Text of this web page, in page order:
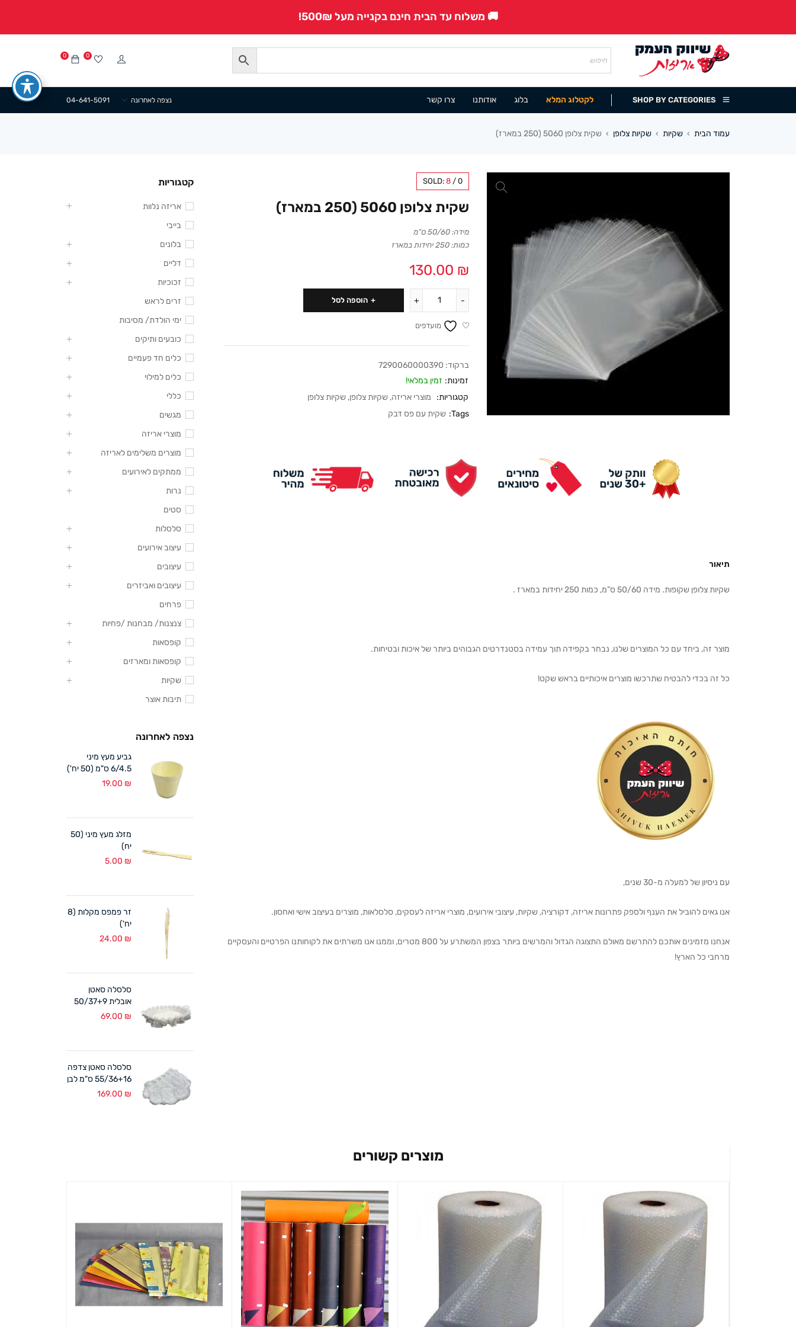
🚚 משלוח עד הבית חינם בקנייה מעל 500₪!
0 0
SHOP BY CATEGORIES לקטלוג המלא בלוג אודותנו צרו קשר 04-641-5091 נצפה לאחרונה
עמוד הבית › שקיות › שקיות צלופן › שקית צלופן 5060 (250 במארז)
SOLD: 8 / 0
שקית צלופן 5060 (250 במארז)
מידה: 50/60 ס”מ
כמות: 250 יחידות במארז
130.00 ₪
הוספה לסל
מועדפים
ברקוד: 7290060000390
זמינות: זמין במלאי!
קטגוריות:
מוצרי אריזה, שקיות צלופן, שקיות צלופן
Tags: שקית עם פס דבק
תיאור
שקיות צלופן שקופות. מידה 50/60 ס”מ, כמות 250 יחידות במארז .
מוצר זה, ביחד עם כל המוצרים שלנו, נבחר בקפידה תוך עמידה בסטנדרטים הגבוהים ביותר של איכות ובטיחות.
כל זה בכדי להבטיח שתרכשו מוצרים איכותיים בראש שקט!
עם ניסיון של למעלה מ-30 שנים,
אנו גאים להוביל את הענף ולספק פתרונות אריזה, דקורציה, שקיות, עיצובי אירועים, מוצרי אריזה לעסקים, סלסלאות, מוצרים בעיצוב אישי ואחסון.
אנחנו מזמינים אותכם להתרשם מאולם התצוגה הגדול והמרשים ביותר בצפון המשתרע על 800 מטרים, וממנו אנו משרתים את לקוחותנו הפרטיים והעסקיים
מרחבי כל הארץ!
קטגוריות
אריזה נלוות
בייבי
בלונים
דליים
זכוכיות
זרים לראש
ימי הולדת/ מסיבות
כובעים ותיקים
כלים חד פעמיים
כלים למילוי
כללי
מגשים
מוצרי אריזה
מוצרים משלימים לאריזה
ממתקים לאירועים
נרות
סטים
סלסלות
עיצוב אירועים
עיצובים
עיצובים ואביזרים
פרחים
צנצנות/ מבחנות /פחיות
קופסאות
קופסאות ומארזים
שקיות
תיבות אוצר
נצפה לאחרונה
גביע מעץ מיני
6/4.5 ס"מ (50 יח')
19.00 ₪
מזלג מעץ מיני (50
יח)
5.00 ₪
זר פמפס מקלות (8
יח')
24.00 ₪
סלסלה סאטן
אובלית 50/37+9
ס"מ לבן
69.00 ₪
סלסלה סאטן צדפה
55/36+16 ס"מ לבן
169.00 ₪
מוצרים קשורים